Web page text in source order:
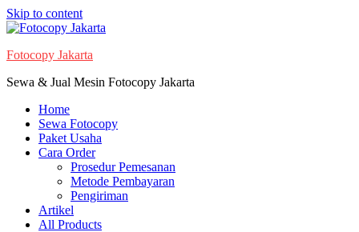
Skip to content
Fotocopy Jakarta
Sewa & Jual Mesin Fotocopy Jakarta
Home
Sewa Fotocopy
Paket Usaha
Cara Order
Prosedur Pemesanan
Metode Pembayaran
Pengiriman
Artikel
All Products